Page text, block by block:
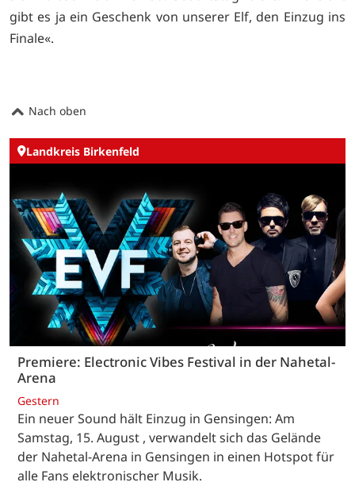
gibt es ja ein Geschenk von unserer Elf, den Einzug ins
Finale«.
Nach oben
Landkreis Birkenfeld
Premiere: Electronic Vibes Festival in der Nahetal-
Arena
Gestern
Ein neuer Sound hält Einzug in Gensingen: Am
Samstag, 15. August , verwandelt sich das Gelände
der Nahetal-Arena in Gensingen in einen Hotspot für
alle Fans elektronischer Musik.